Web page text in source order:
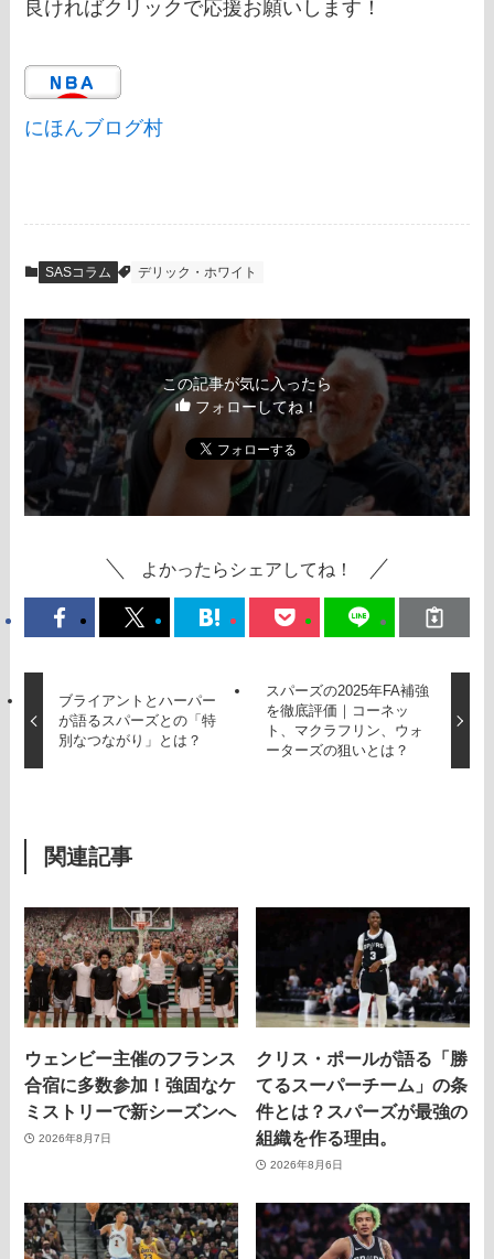
良ければクリックで応援お願いします！
にほんブログ村
SASコラム デリック・ホワイト
この記事が気に入ったら
フォローしてね！
よかったらシェアしてね！
ブライアントとハーパー
が語るスパーズとの「特
別なつながり」とは？
スパーズの2025年FA補強
を徹底評価｜コーネッ
ト、マクラフリン、ウォ
ーターズの狙いとは？
関連記事
ウェンビー主催のフランス
合宿に多数参加！強固なケ
ミストリーで新シーズンへ
2026年8月7日
クリス・ポールが語る「勝
てるスーパーチーム」の条
件とは？スパーズが最強の
組織を作る理由。
2026年8月6日